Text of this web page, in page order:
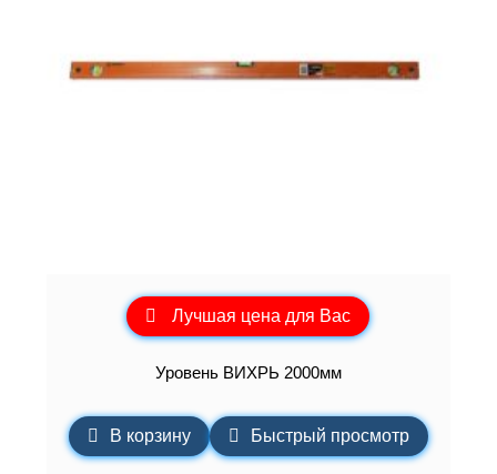
Лучшая цена для Вас
Уровень ВИХРЬ 2000мм
В корзину Быстрый просмотр